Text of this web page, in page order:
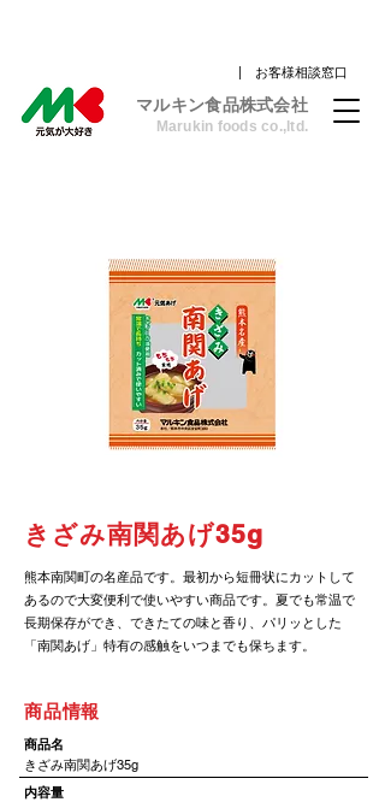
| お客様相談窓口
​マルキン食品株式会社
Marukin foods co.,ltd.
きざみ南関あげ35g
熊本南関町の名産品です。最初から短冊状にカットして
あるので大変便利で使いやすい商品です。夏でも常温で
長期保存ができ、できたての味と香り、パリッとした
「南関あげ」特有の感触をいつまでも保ちます。
​商品情報
​商品名
きざみ南関あげ35g
​内容量